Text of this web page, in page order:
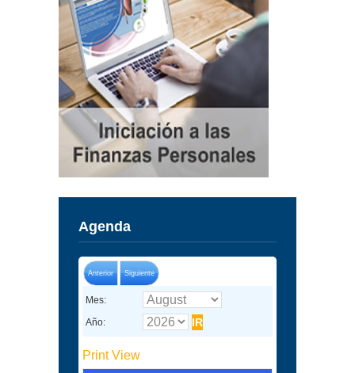
Agenda
Anterior Siguiente
Mes:
Año:
PrintView